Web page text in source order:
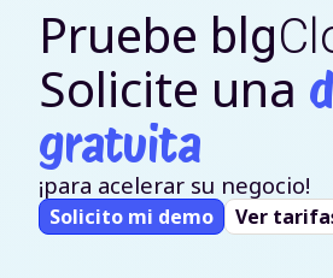
Pruebe blg
Solicite una
gratuita
¡para acelerar su negocio!
Solicito mi demo Ver